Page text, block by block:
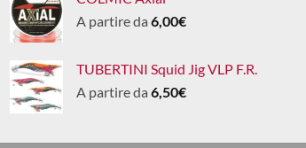
A partire da 6,00€
TUBERTINI Squid Jig VLP F.R.
A partire da 6,50€